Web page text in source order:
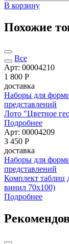
В корзину
Похожие
Все
Арт: 00004210
1 800 Р
доставка
Наборы для
представлений
Лото "Цветное
Подробнее
Арт: 00004209
3 450 Р
доставка
Наборы для
представлений
Комплект таблиц
винил 70x100)
Подробнее